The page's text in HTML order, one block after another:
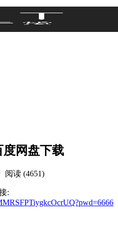
度网盘下载
阅读 (4651)
: